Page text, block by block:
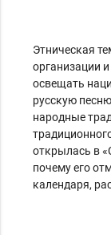
Этническая
организации
освещать
русскую
народные
открылась в
почему его
календаря,